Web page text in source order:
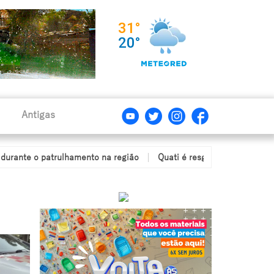
Antigas
na região Quati é resgatado após ficar com a